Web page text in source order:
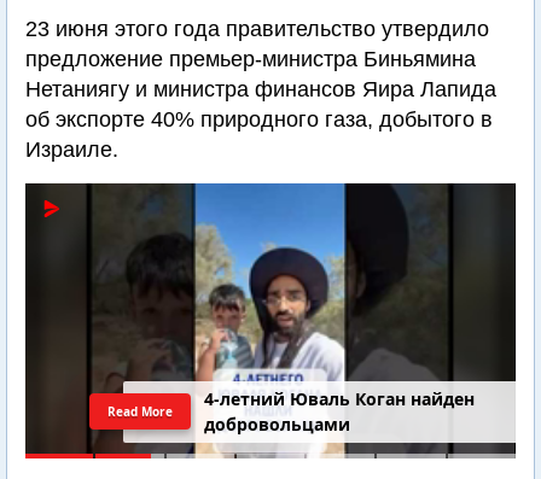
23 июня этого года правительство утвердило
предложение премьер-министра Биньямина
Нетаниягу и министра финансов Яира Лапида
об экспорте 40% природного газа, добытого в
Израиле.
4-летний Юваль Коган найден
добровольцами
Read More